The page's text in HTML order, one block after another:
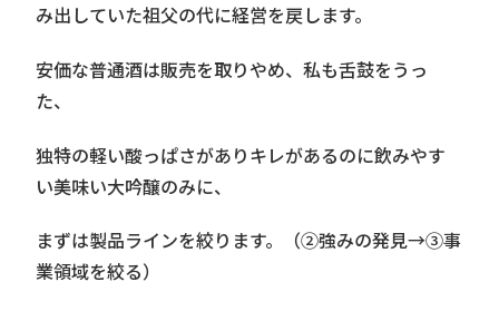
み出していた祖父の代に経営を戻します。
安価な普通酒は販売を取りやめ、私も舌鼓をうっ
た、
独特の軽い酸っぱさがありキレがあるのに飲みやす
い美味い大吟醸のみに、
まずは製品ラインを絞ります。（②強みの発見→③事
業領域を絞る）